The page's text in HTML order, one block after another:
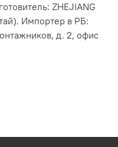
ZHEJIANG
Импортер в РБ:
д. 2, офис